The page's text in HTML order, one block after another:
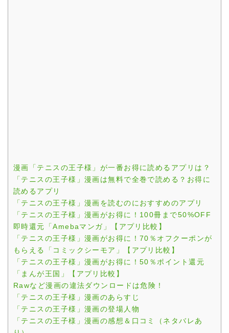
漫画「テニスの王子様」が一番お得に読めるアプリは？
「テニスの王子様」漫画は無料で全巻で読める？お得に
読めるアプリ
「テニスの王子様」漫画を読むのにおすすめのアプリ
「テニスの王子様」漫画がお得に！100冊まで50%OFF
即時還元「Amebaマンガ」【アプリ比較】
「テニスの王子様」漫画がお得に！70％オフクーポンが
もらえる「コミックシーモア」【アプリ比較】
「テニスの王子様」漫画がお得に！50％ポイント還元
「まんが王国」【アプリ比較】
Rawなど漫画の違法ダウンロードは危険！
「テニスの王子様」漫画のあらすじ
「テニスの王子様」漫画の登場人物
「テニスの王子様」漫画の感想＆口コミ（ネタバレあ